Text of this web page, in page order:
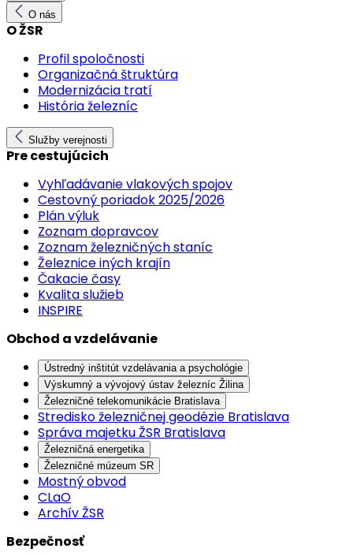
O nás
O ŽSR
Profil spoločnosti
Organizačná štruktúra
Modernizácia tratí
História železníc
Služby verejnosti
Pre cestujúcich
Vyhľadávanie vlakových spojov
Cestovný poriadok 2025/2026
Plán výluk
Zoznam dopravcov
Zoznam železničných staníc
Železnice iných krajín
Čakacie časy
Kvalita služieb
INSPIRE
Obchod a vzdelávanie
Ústredný inštitút vzdelávania a psychológie
Výskumný a vývojový ústav železníc Žilina
Železničné telekomunikácie Bratislava
Stredisko železničnej geodézie Bratislava
Správa majetku ŽSR Bratislava
Železničná energetika
Železničné múzeum SR
Mostný obvod
CLaO
Archív ŽSR
Bezpečnosť